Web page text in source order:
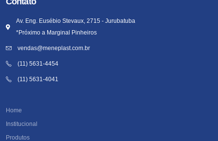
Av. Eng. Eusébio Stevaux, 2715 - Jurubatuba
*Próximo a Marginal Pinheiros
vendas@meneplast.com.br
(11) 5631-4454
(11) 5631-4041
Home
Institucional
Produtos